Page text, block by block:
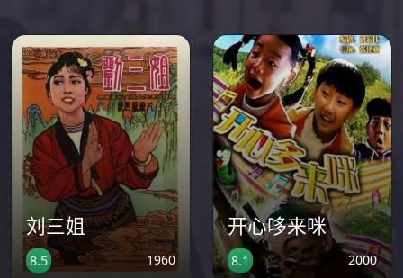
刘三姐
8.5 1960
开心哆来咪
8.1 2000